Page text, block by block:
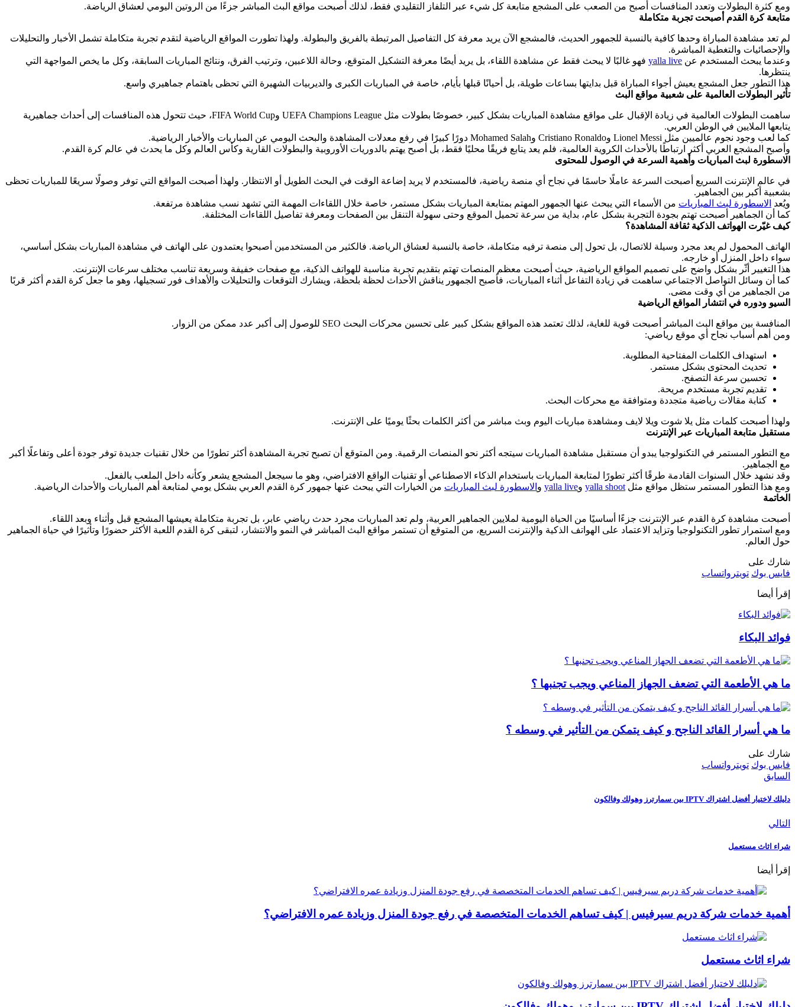
ومع كثرة البطولات وتعدد المنافسات أصبح من الصعب على المشجع متابعة كل شيء عبر التلفاز التقليدي فقط، لذلك أصبحت مواقع البث المباشر جزءًا من الروتين اليومي لعشاق الرياضة.
متابعة كرة القدم أصبحت تجربة متكاملة
لم تعد مشاهدة المباراة وحدها كافية بالنسبة للجمهور الحديث، فالمشجع الآن يريد معرفة كل التفاصيل المرتبطة بالفريق والبطولة. ولهذا تطورت المواقع الرياضية لتقدم تجربة متكاملة تشمل الأخبار والتحليلات
والإحصائيات والتغطية المباشرة.
وعندما يبحث المستخدم عن yalla live فهو غالبًا لا يبحث فقط عن مشاهدة اللقاء، بل يريد أيضًا معرفة التشكيل المتوقع، وحالة اللاعبين، وترتيب الفرق، ونتائج المباريات السابقة، وكل ما يخص المواجهة التي
ينتظرها.
هذا التطور جعل المشجع يعيش أجواء المباراة قبل بدايتها بساعات طويلة، بل أحيانًا قبلها بأيام، خاصة في المباريات الكبرى والديربيات الشهيرة التي تحظى باهتمام جماهيري واسع.
تأثير البطولات العالمية على شعبية مواقع البث
ساهمت البطولات العالمية في زيادة الإقبال على مواقع مشاهدة المباريات بشكل كبير، خصوصًا بطولات مثل UEFA Champions League وFIFA World Cup، حيث تتحول هذه المنافسات إلى أحداث جماهيرية
يتابعها الملايين في الوطن العربي.
كما لعب وجود نجوم عالميين مثل Lionel Messi وCristiano Ronaldo وMohamed Salah دورًا كبيرًا في رفع معدلات المشاهدة والبحث اليومي عن المباريات والأخبار الرياضية.
وأصبح المشجع العربي أكثر ارتباطًا بالأحداث الكروية العالمية، فلم يعد يتابع فريقًا محليًا فقط، بل أصبح يهتم بالدوريات الأوروبية والبطولات القارية وكأس العالم وكل ما يحدث في عالم كرة القدم.
الاسطورة لبث المباريات وأهمية السرعة في الوصول للمحتوى
في عالم الإنترنت السريع أصبحت السرعة عاملًا حاسمًا في نجاح أي منصة رياضية، فالمستخدم لا يريد إضاعة الوقت في البحث الطويل أو الانتظار. ولهذا أصبحت المواقع التي توفر وصولًا سريعًا للمباريات تحظى
بشعبية أكبر بين الجماهير.
ويُعد الاسطورة لبث المباريات من الأسماء التي يبحث عنها الجمهور المهتم بمتابعة المباريات بشكل مستمر، خاصة خلال اللقاءات المهمة التي تشهد نسب مشاهدة مرتفعة.
كما أن الجماهير أصبحت تهتم بجودة التجربة بشكل عام، بداية من سرعة تحميل الموقع وحتى سهولة التنقل بين الصفحات ومعرفة تفاصيل اللقاءات المختلفة.
كيف غيّرت الهواتف الذكية ثقافة المشاهدة؟
الهاتف المحمول لم يعد مجرد وسيلة للاتصال، بل تحول إلى منصة ترفيه متكاملة، خاصة بالنسبة لعشاق الرياضة. فالكثير من المستخدمين أصبحوا يعتمدون على الهاتف في مشاهدة المباريات بشكل أساسي،
سواء داخل المنزل أو خارجه.
هذا التغيير أثّر بشكل واضح على تصميم المواقع الرياضية، حيث أصبحت معظم المنصات تهتم بتقديم تجربة مناسبة للهواتف الذكية، مع صفحات خفيفة وسريعة تناسب مختلف سرعات الإنترنت.
كما أن وسائل التواصل الاجتماعي ساهمت في زيادة التفاعل أثناء المباريات، فأصبح الجمهور يناقش الأحداث لحظة بلحظة، ويشارك التوقعات والتحليلات والأهداف فور تسجيلها، وهو ما جعل كرة القدم أكثر قربًا
من الجماهير من أي وقت مضى.
السيو ودوره في انتشار المواقع الرياضية
المنافسة بين مواقع البث المباشر أصبحت قوية للغاية، لذلك تعتمد هذه المواقع بشكل كبير على تحسين محركات البحث SEO للوصول إلى أكبر عدد ممكن من الزوار.
ومن أهم أسباب نجاح أي موقع رياضي:
استهداف الكلمات المفتاحية المطلوبة.
تحديث المحتوى بشكل مستمر.
تحسين سرعة التصفح.
تقديم تجربة مستخدم مريحة.
كتابة مقالات رياضية متجددة ومتوافقة مع محركات البحث.
ولهذا أصبحت كلمات مثل يلا شوت ويلا لايف ومشاهدة مباريات اليوم وبث مباشر من أكثر الكلمات بحثًا يوميًا على الإنترنت.
مستقبل متابعة المباريات عبر الإنترنت
مع التطور المستمر في التكنولوجيا يبدو أن مستقبل مشاهدة المباريات سيتجه أكثر نحو المنصات الرقمية. ومن المتوقع أن تصبح تجربة المشاهدة أكثر تطورًا من خلال تقنيات جديدة توفر جودة أعلى وتفاعلًا أكبر
مع الجماهير.
وقد نشهد خلال السنوات القادمة طرقًا أكثر تطورًا لمتابعة المباريات باستخدام الذكاء الاصطناعي أو تقنيات الواقع الافتراضي، وهو ما سيجعل المشجع يشعر وكأنه داخل الملعب بالفعل.
ومع هذا التطور المستمر ستظل مواقع مثل yalla shoot وyalla live و الاسطورة لبث المباريات من الخيارات التي يبحث عنها جمهور كرة القدم العربي بشكل يومي لمتابعة أهم المباريات والأحداث الرياضية.
الخاتمة
أصبحت مشاهدة كرة القدم عبر الإنترنت جزءًا أساسيًا من الحياة اليومية لملايين الجماهير العربية، ولم تعد المباريات مجرد حدث رياضي عابر، بل تجربة متكاملة يعيشها المشجع قبل وأثناء وبعد اللقاء.
ومع استمرار تطور التكنولوجيا وتزايد الاعتماد على الهواتف الذكية والإنترنت السريع، من المتوقع أن تستمر مواقع البث المباشر في النمو والانتشار، لتبقى كرة القدم اللعبة الأكثر حضورًا وتأثيرًا في حياة الجماهير
حول العالم.
شارك على
فايس بوك تويتر واتساب
إقرأ أيضا
فوائد البكاء
ما هي الأطعمة التي تضعف الجهاز المناعي ويجب تجنبها ؟
ما هي أسرار القائد الناجح و كيف يتمكن من التأثير في وسطه ؟
شارك على
فايس بوك تويتر واتساب
السابق
دليلك لاختيار أفضل اشتراك IPTV بين سمارترز وهولك وفالكون
التالي
شراء اثاث مستعمل
إقرأ أيضا
أهمية خدمات شركة دريم سيرفيس | كيف تساهم الخدمات المتخصصة في رفع جودة المنزل وزيادة عمره الافتراضي؟
شراء اثاث مستعمل